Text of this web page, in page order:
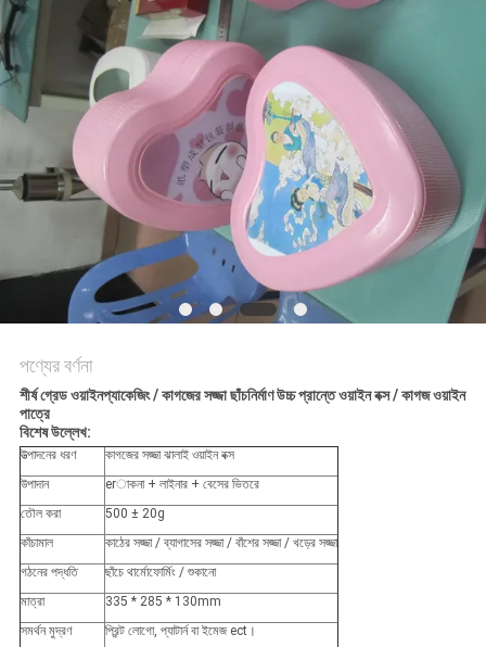
খবর
সাইট
ম্যাপ
PRIVACY
POLICY
পণ্যের বর্ণনা
শীর্ষ গ্রেড ওয়াইনপ্যাকেজিং / কাগজের সজ্জা ছাঁচনির্মাণ উচ্চ প্রান্তে ওয়াইন বক্স / কাগজ ওয়াইন
পাত্রে
বিশেষ উল্লেখ:
উত্পাদনের ধরণ
কাগজের সজ্জা ঝালাই ওয়াইন বক্স
উপাদান
erাকনা + লাইনার + বেসের ভিতরে
তৌল করা
500 ± 20g
কাঁচামাল
কাঠের সজ্জা / ব্যাগাসের সজ্জা / বাঁশের সজ্জা / খড়ের সজ্জা
গঠনের পদ্ধতি
ছাঁচে থার্মোফোর্মিং / শুকানো
মাত্রা
335 * 285 * 130mm
সমর্থন মুদ্রণ
প্রিন্ট লোগো, প্যাটার্ন বা ইমেজ ect।